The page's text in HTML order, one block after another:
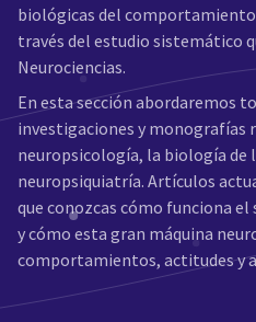
biológicas del comportamiento
través del estudio sistemático
Neurociencias.
En esta sección abordaremos
investigaciones y monografías
neuropsicología, la biología de
neuropsiquiatría. Artículos
que conozcas cómo funciona
y cómo esta gran máquina
comportamientos, actitudes y